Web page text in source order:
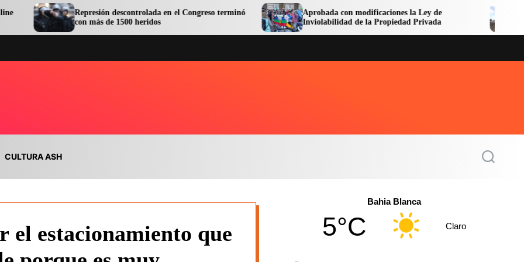
Represión descontrolada en el Congreso terminó
con más de 1500 heridos
Aprobada con modificaciones la Ley de
Inviolabilidad de la Propiedad Privada
Avanzan las
Central
CULTURA ASH
S
el estacionamiento que
Bahia Blanca
5°C Claro